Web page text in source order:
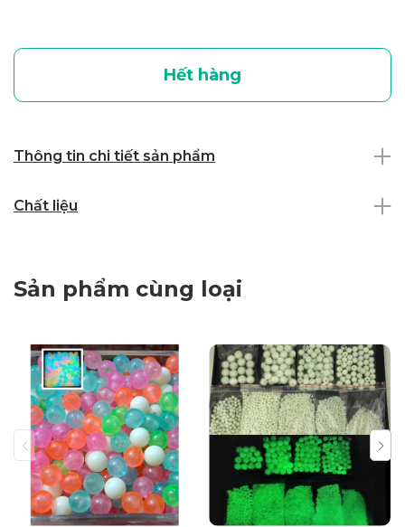
Hết hàng
Thông tin chi tiết sản phẩm
Chất liệu
Sản phẩm cùng loại